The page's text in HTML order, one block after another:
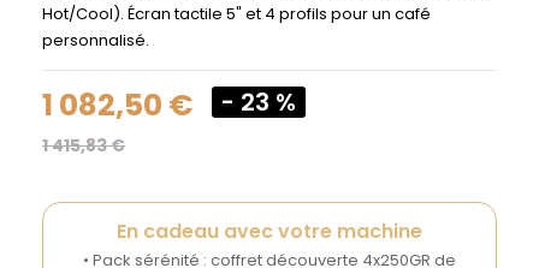
Hot/Cool). Écran tactile 5" et 4 profils pour un café
personnalisé.
1 082,50 € - 23 %
1 415,83 €
En cadeau avec votre machine
• Pack sérénité : coffret découverte 4x250GR de